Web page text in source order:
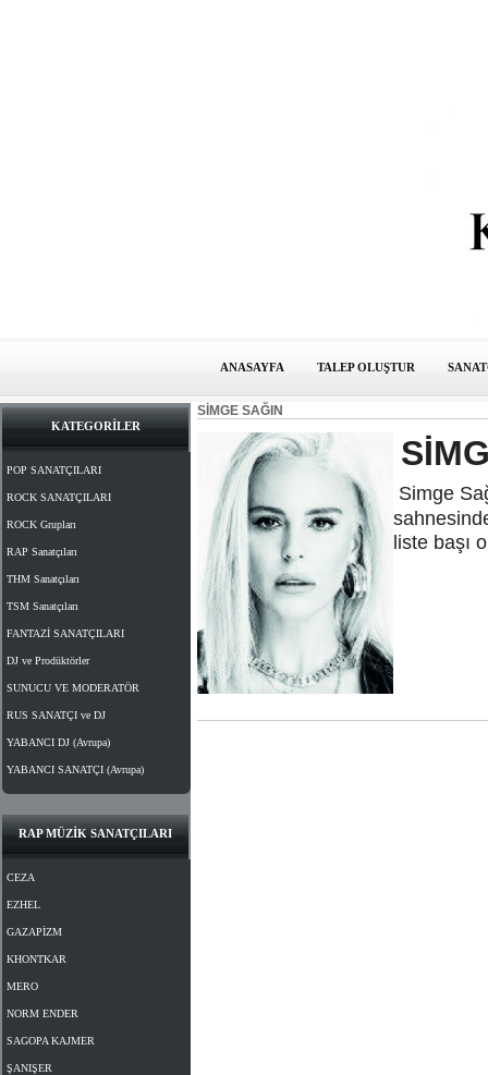
ANASAYFA TALEP OLUŞTUR
KATEGORİLER
POP SANATÇILARI
ROCK SANATÇILARI
ROCK Grupları
RAP Sanatçıları
THM Sanatçıları
TSM Sanatçıları
FANTAZİ SANATÇILARI
DJ ve Prodüktörler
SUNUCU VE MODERATÖR
RUS SANATÇI ve DJ
YABANCI DJ (Avrupa)
YABANCI SANATÇI (Avrupa)
RAP MÜZİK SANATÇILARI
CEZA
EZHEL
GAZAPİZM
KHONTKAR
MERO
NORM ENDER
SAGOPA KAJMER
ŞANIŞER
SİMGE SAĞIN
Simge
liste başı